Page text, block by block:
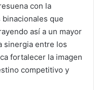
con la
que
así a un mayor
sinergia entre los
fortalecer la imagen
competitivo y